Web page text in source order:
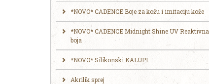
*NOVO* CADENCE Boje za kožu i imitaciju kože
*NOVO* CADENCE Midnight Shine UV Reaktivna
boja
*NOVO* Silikonski KALUPI
Akrilik sprej